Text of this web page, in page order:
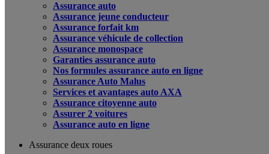
Assurance auto
Assurance jeune conducteur
Assurance forfait km
Assurance véhicule de collection
Assurance monospace
Garanties assurance auto
Nos formules assurance auto en ligne
Assurance Auto Malus
Services et avantages auto AXA
Assurance citoyenne auto
Assurer 2 voitures
Assurance auto en ligne
Assurance deux roues